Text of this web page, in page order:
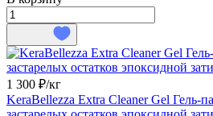
1 300 ₽/кг
KeraBellezza Extra Cleaner Gel Гель-